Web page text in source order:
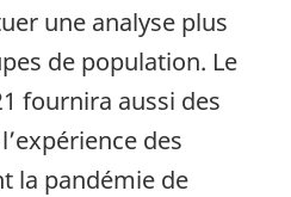
une analyse plus
de population. Le
fournira aussi des
des
la pandémie de